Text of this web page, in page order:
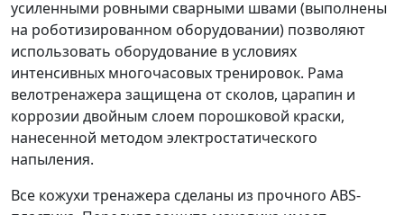
усиленными ровными сварными швами (выполнены
на роботизированном оборудовании) позволяют
использовать оборудование в условиях
интенсивных многочасовых тренировок. Рама
велотренажера защищена от сколов, царапин и
коррозии двойным слоем порошковой краски,
нанесенной методом электростатического
напыления.
Все кожухи тренажера сделаны из прочного ABS-